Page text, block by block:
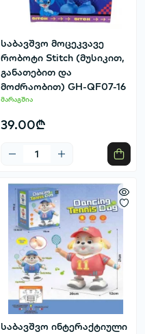
საბავშვო მოცეკვავე
რობოტი Stitch (მუსიკით,
განათებით და
მოძრაობით) GH-QF07-16
მარაგშია
39.00₾
საბავშვო ინტერაქტიული